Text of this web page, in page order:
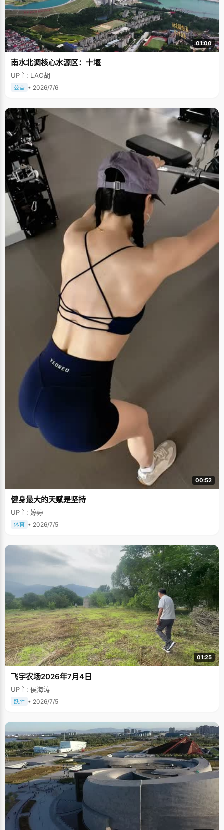
01:00
南水北调核心水源区：十堰
UP主: LAO胡
公益 • 2026/7/6
00:52
健身最大的天赋是坚持
UP主: 婷婷
体育 • 2026/7/5
01:25
飞宇农场2026年7月4日
UP主: 侯海涛
跃胜 • 2026/7/5